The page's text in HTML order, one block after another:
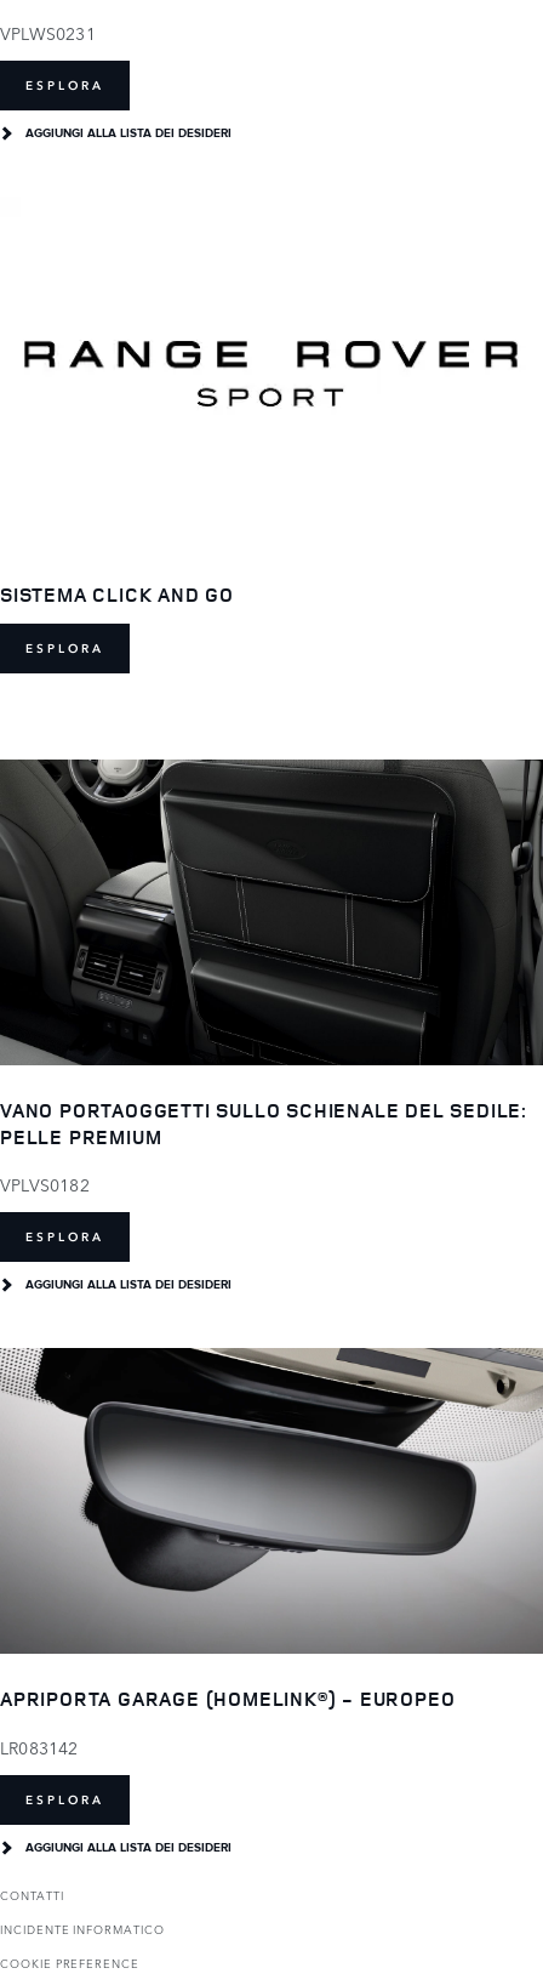
VPLWS0231
ESPLORA
AGGIUNGI ALLA LISTA DEI DESIDERI
SISTEMA CLICK AND GO
ESPLORA
VANO PORTAOGGETTI SULLO SCHIENALE DEL SEDILE:
PELLE PREMIUM
VPLVS0182
ESPLORA
AGGIUNGI ALLA LISTA DEI DESIDERI
APRIPORTA GARAGE (HOMELINK®) - EUROPEO
LR083142
ESPLORA
AGGIUNGI ALLA LISTA DEI DESIDERI
CONTATTI
INCIDENTE INFORMATICO
COOKIE PREFERENCE